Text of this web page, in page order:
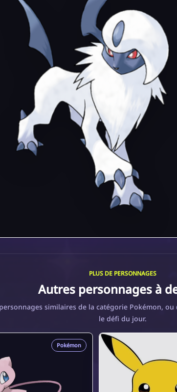
PLUS DE PERSONNAGES
Autres personnages à
similaires de la catégorie Pokémon,
le défi du jour.
Pokémon